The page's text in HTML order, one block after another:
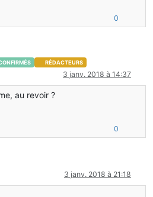
0
RÉDACTEURS
3 janv. 2018 à 14:37
au revoir ?
0
3 janv. 2018 à 21:18